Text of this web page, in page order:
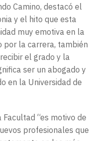
Camino, destacó el
y el hito que esta
muy emotiva en la
por la carrera, también
el grado y la
ser un abogado y
en la Universidad de
“es motivo de
profesionales que